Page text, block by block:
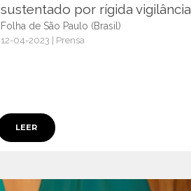
sustentado por rígida vigilância
Folha de São Paulo (Brasil)
12-04-2023 | Prensa
LEER